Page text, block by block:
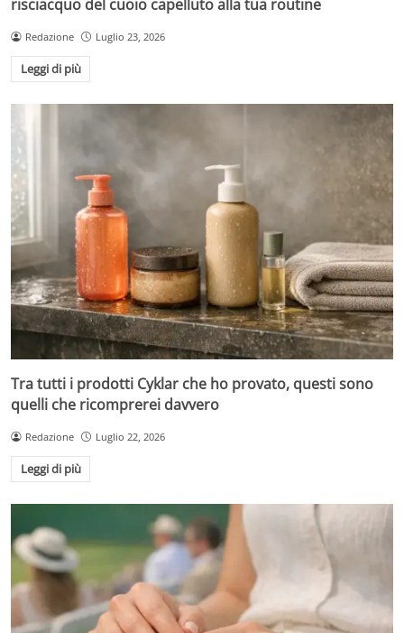
risciacquo del cuoio capelluto alla tua routine
Redazione Luglio 23, 2026
Leggi di più
Tra tutti i prodotti Cyklar che ho provato, questi sono
quelli che ricomprerei davvero
Redazione Luglio 22, 2026
Leggi di più